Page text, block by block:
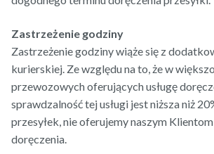
Zastrzeżenie godziny
Zastrzeżenie godziny wiąże się z
kurierskiej. Ze względu na to, że w
przewozowych oferujących usługę
sprawdzalność tej usługi jest niższa niż
przesyłek, nie oferujemy naszym
doręczenia.